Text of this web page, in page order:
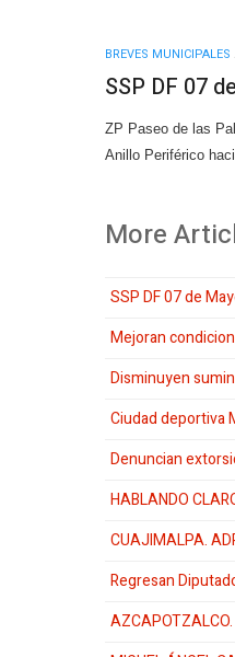
BREVES MUNICIPALES
SSP DF 07
ZP Paseo de las
Anillo Periférico
More
SSP DF 07 de
Mejoran
Disminuyen
Ciudad deportiva
Denuncian
HABLANDO
CUAJIMALPA.
Regresan
AZCAPOTZALCO.